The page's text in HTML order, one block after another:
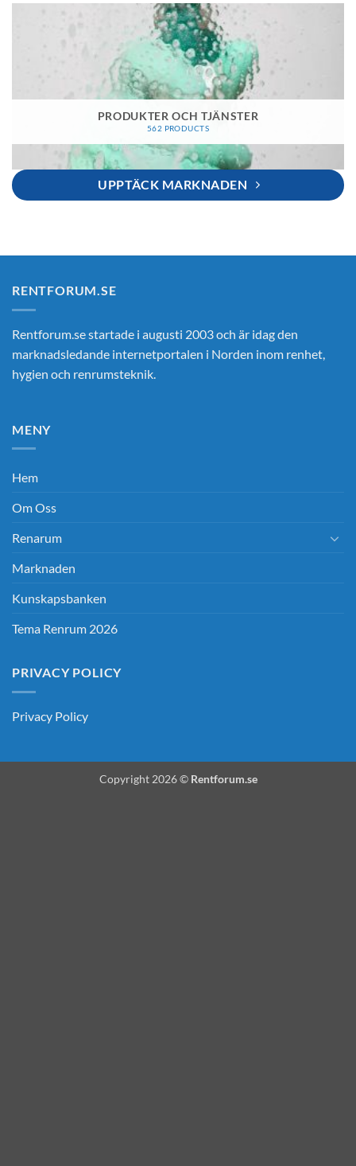
PRODUKTER OCH TJÄNSTER
562 PRODUCTS
UPPTÄCK MARKNADEN
RENTFORUM.SE
Rentforum.se startade i augusti 2003 och är idag den
marknadsledande internetportalen i Norden inom renhet,
hygien och renrumsteknik.
MENY
Hem
Om Oss
Renarum
Marknaden
Kunskapsbanken
Tema Renrum 2026
PRIVACY POLICY
Privacy Policy
Copyright 2026 © Rentforum.se